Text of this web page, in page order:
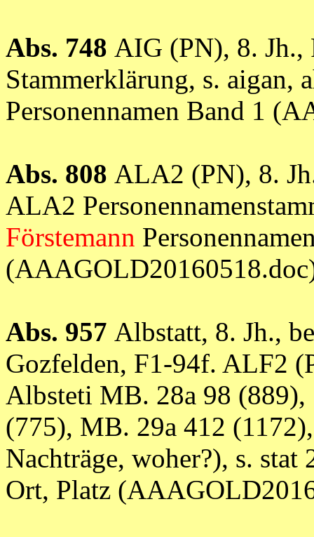
Abs. 748 AIG (PN), 8. Jh.,
Stammerklärung, s. aigan,
Personennamen Band 1
Abs. 808 ALA2 (PN), 8.
ALA2
Förstemann
Abs. 957 Albstatt, 8. Jh.,
Gozfelden, F1-94f. ALF2
Albsteti MB. 28a 98
(775), MB. 29a 412
Nachträge, woher?), s. stat
Ort, Platz